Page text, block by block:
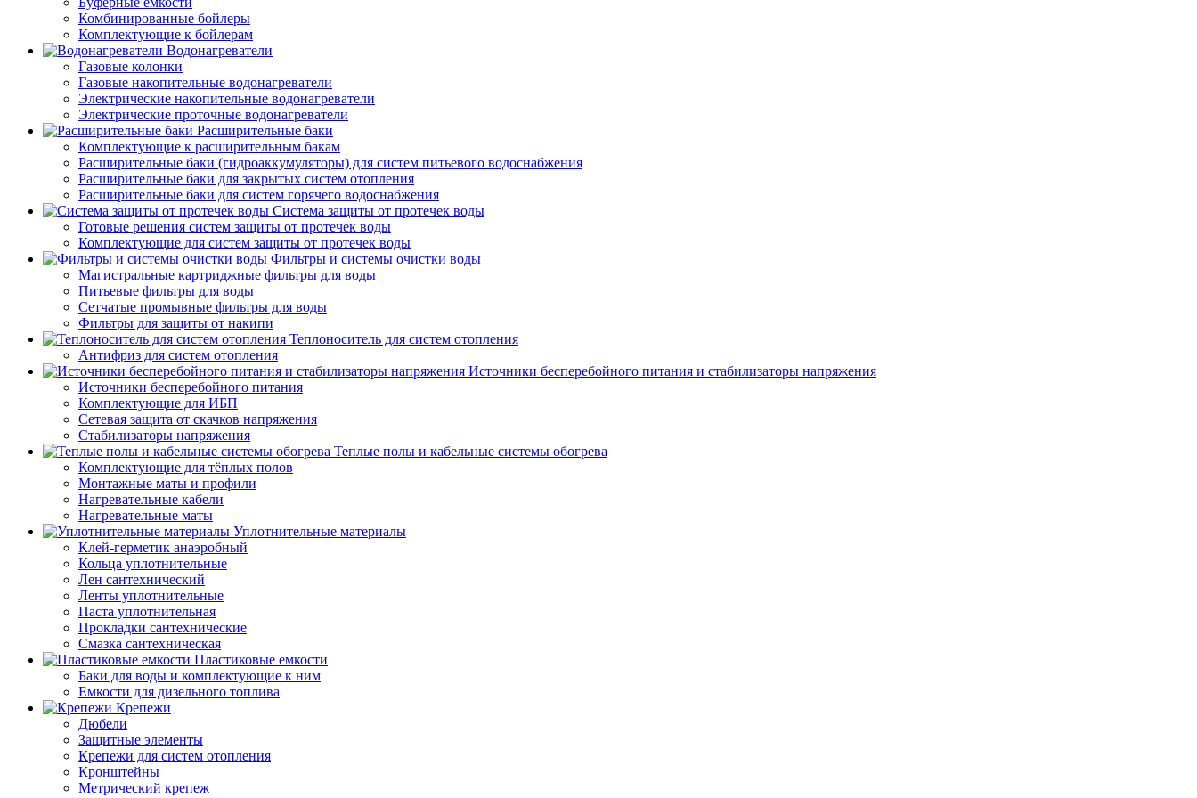
Комбинированные бойлеры
Комплектующие к бойлерам
Водонагреватели
Газовые колонки
Газовые накопительные водонагреватели
Электрические накопительные водонагреватели
Электрические проточные водонагреватели
Расширительные баки
Комплектующие к расширительным бакам
Расширительные баки (гидроаккумуляторы) для систем питьевого водоснабжения
Расширительные баки для закрытых систем отопления
Расширительные баки для систем горячего водоснабжения
Система защиты от протечек воды
Готовые решения систем защиты от протечек воды
Комплектующие для систем защиты от протечек воды
Фильтры и системы очистки воды
Магистральные картриджные фильтры для воды
Питьевые фильтры для воды
Сетчатые промывные фильтры для воды
Фильтры для защиты от накипи
Теплоноситель для систем отопления
Антифриз для систем отопления
Источники бесперебойного питания и стабилизаторы напряжения
Источники бесперебойного питания
Комплектующие для ИБП
Сетевая защита от скачков напряжения
Стабилизаторы напряжения
Теплые полы и кабельные системы обогрева
Комплектующие для тёплых полов
Монтажные маты и профили
Нагревательные кабели
Нагревательные маты
Уплотнительные материалы
Клей-герметик анаэробный
Кольца уплотнительные
Лен сантехнический
Ленты уплотнительные
Паста уплотнительная
Прокладки сантехнические
Смазка сантехническая
Пластиковые емкости
Баки для воды и комплектующие к ним
Емкости для дизельного топлива
Крепежи
Дюбели
Защитные элементы
Крепежи для систем отопления
Кронштейны
Метрический крепеж